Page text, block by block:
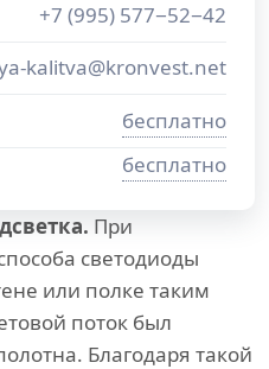
+7 (995) 577−52−42
kalitva@kronvest.net
бесплатно
бесплатно
При
светодиоды
или полке таким
поток был
Благодаря такой